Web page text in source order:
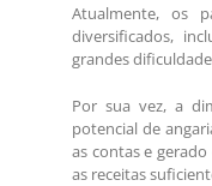
Atualmente, os
diversificados,
grandes
Por sua vez, a
potencial de
as contas e
as receitas